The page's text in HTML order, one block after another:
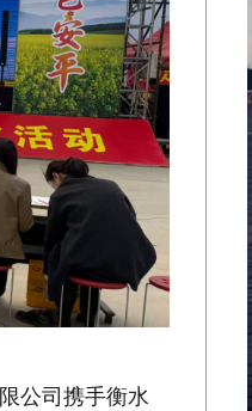
公司携手衡水